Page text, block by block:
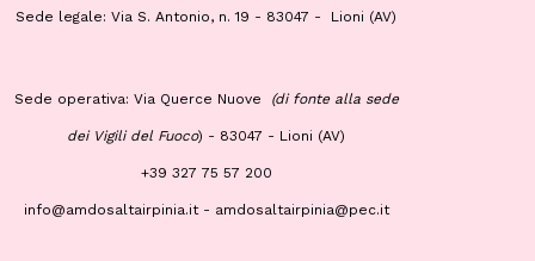
Sede legale: Via S. Antonio, n. 19 - 83047 - Lioni (AV)
Sede operativa: Via Querce Nuove (di fonte alla sede
dei Vigili del Fuoco) - 83047 - Lioni (AV)
+39 327 75 57 200
info@amdosaltairpinia.it - amdosaltairpinia@pec.it